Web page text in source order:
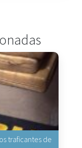
traficantes de